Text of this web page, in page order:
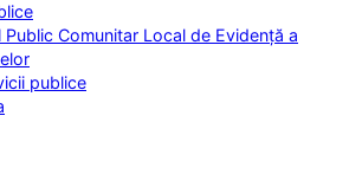
Public Comunitar Local de Evidență a
publice